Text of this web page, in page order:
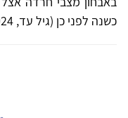
כשנה לפני כן (גיל עד, 2024).